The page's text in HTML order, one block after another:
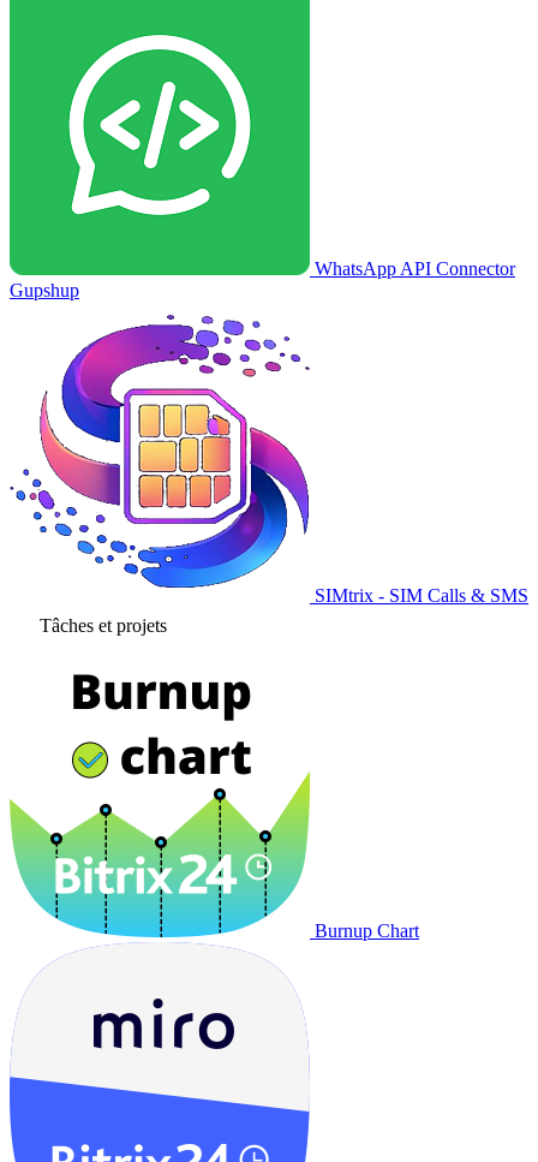
WhatsApp API Connector
Gupshup
SIMtrix - SIM Calls & SMS
Tâches et projets
Burnup Chart